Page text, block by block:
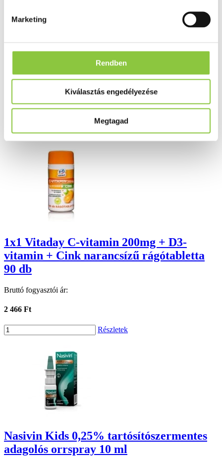
Marketing
Rendben
Kiválasztás engedélyezése
Megtagad
Bővebben ...
Valós gyógyszertári háttér
Ezek is érdekelhetik Önt
1x1 Vitaday C-vitamin 200mg + D3-
vitamin + Cink narancsízű rágótabletta
90 db
Bruttó fogyasztói ár:
2 466 Ft
Részletek
Nasivin Kids 0,25% tartósítószermentes
adagolós orrspray 10 ml